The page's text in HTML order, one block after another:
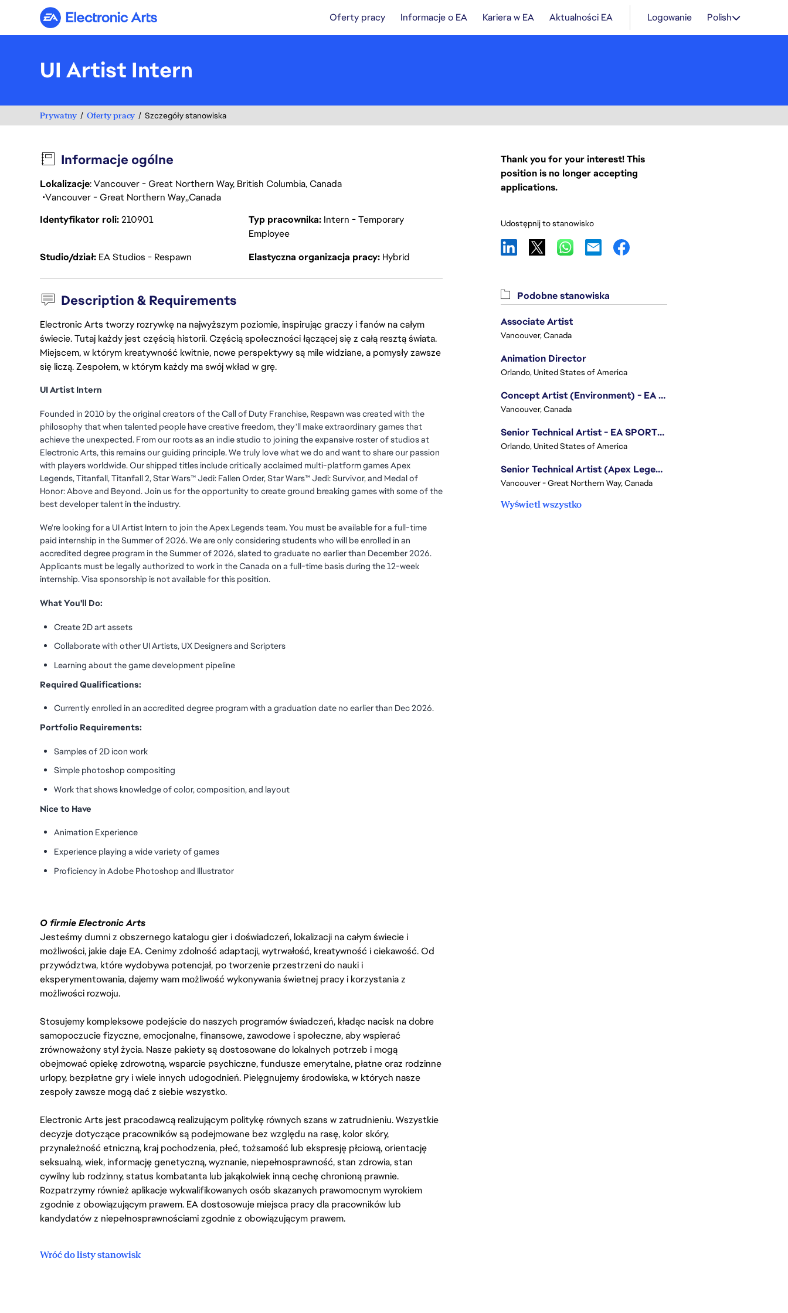
Electronic Arts Oferty pracy Informacje o EA Kariera w EA Aktualności EA Logowanie Polish
UI Artist Intern
Prywatny Oferty pracy Szczegóły stanowiska
Informacje ogólne
Lokalizacje: Vancouver - Great Northern Way, British Columbia, Canada
Vancouver - Great Northern Way Canada
Identyfikator roli210901 Typ pracownika Intern - Temporary
Employee
Studio/dział EA Studios - Respawn Elastyczna organizacja pracy Hybrid
Description & Requirements
Electronic Arts tworzy rozrywkę na najwyższym poziomie, inspirując graczy i fanów na całym
świecie. Tutaj każdy jest częścią historii. Częścią społeczności łączącej się z całą resztą świata.
Miejscem, w którym kreatywność kwitnie, nowe perspektywy są mile widziane, a pomysły zawsze
się liczą. Zespołem, w którym każdy ma swój wkład w grę.
UI Artist Intern
Founded in 2010 by the original creators of the Call of Duty Franchise, Respawn was created with the
philosophy that when talented people have creative freedom, they'll make extraordinary games that
achieve the unexpected. From our roots as an indie studio to joining the expansive roster of studios at
Electronic Arts, this remains our guiding principle. We truly love what we do and want to share our passion
with players worldwide. Our shipped titles include critically acclaimed multi-platform games Apex
Legends, Titanfall, Titanfall 2, Star Wars™ Jedi: Fallen Order, Star Wars™ Jedi: Survivor, and Medal of
Honor: Above and Beyond. Join us for the opportunity to create ground breaking games with some of the
best developer talent in the industry.
We're looking for a UI Artist Intern to join the Apex Legends team. You must be available for a full-time
paid internship in the Summer of 2026. We are only considering students who will be enrolled in an
accredited degree program in the Summer of 2026, slated to graduate no earlier than December 2026.
Applicants must be legally authorized to work in the Canada on a full-time basis during the 12-week
internship. Visa sponsorship is not available for this position.
What You'll Do:
Create 2D art assets
Collaborate with other UI Artists, UX Designers and Scripters
Learning about the game development pipeline
Required Qualifications:
Currently enrolled in an accredited degree program with a graduation date no earlier than Dec 2026.
Portfolio Requirements:
Samples of 2D icon work
Simple photoshop compositing
Work that shows knowledge of color, composition, and layout
Nice to Have
Animation Experience
Experience playing a wide variety of games
Proficiency in Adobe Photoshop and Illustrator
O firmie Electronic Arts
Jesteśmy dumni z obszernego katalogu gier i doświadczeń, lokalizacji na całym świecie i
możliwości, jakie daje EA. Cenimy zdolność adaptacji, wytrwałość, kreatywność i ciekawość. Od
przywództwa, które wydobywa potencjał, po tworzenie przestrzeni do nauki i
eksperymentowania, dajemy wam możliwość wykonywania świetnej pracy i korzystania z
możliwości rozwoju.
Stosujemy kompleksowe podejście do naszych programów świadczeń, kładąc nacisk na dobre
samopoczucie fizyczne, emocjonalne, finansowe, zawodowe i społeczne, aby wspierać
zrównoważony styl życia. Nasze pakiety są dostosowane do lokalnych potrzeb i mogą
obejmować opiekę zdrowotną, wsparcie psychiczne, fundusze emerytalne, płatne oraz rodzinne
urlopy, bezpłatne gry i wiele innych udogodnień. Pielęgnujemy środowiska, w których nasze
zespoły zawsze mogą dać z siebie wszystko.
Electronic Arts jest pracodawcą realizującym politykę równych szans w zatrudnieniu. Wszystkie
decyzje dotyczące pracowników są podejmowane bez względu na rasę, kolor skóry,
przynależność etniczną, kraj pochodzenia, płeć, tożsamość lub ekspresję płciową, orientację
seksualną, wiek, informację genetyczną, wyznanie, niepełnosprawność, stan zdrowia, stan
cywilny lub rodzinny, status kombatanta lub jakąkolwiek inną cechę chronioną prawnie.
Rozpatrzymy również aplikacje wykwalifikowanych osób skazanych prawomocnym wyrokiem
zgodnie z obowiązującym prawem. EA dostosowuje miejsca pracy dla pracowników lub
kandydatów z niepełnosprawnościami zgodnie z obowiązującym prawem.
Wróć do listy stanowisk
Thank you for your interest! This
position is no longer accepting
applications.
Udostępnij to stanowisko
Podobne stanowiska
Associate Artist
Vancouver, Canada
Animation Director
Orlando, United States of America
Concept Artist (Environment) - EA SPORTS FC
Vancouver, Canada
Senior Technical Artist - EA SPORTS Technology
Orlando, United States of America
Senior Technical Artist (Apex Legends)
Vancouver - Great Northern Way, Canada
Wyświetl wszystko